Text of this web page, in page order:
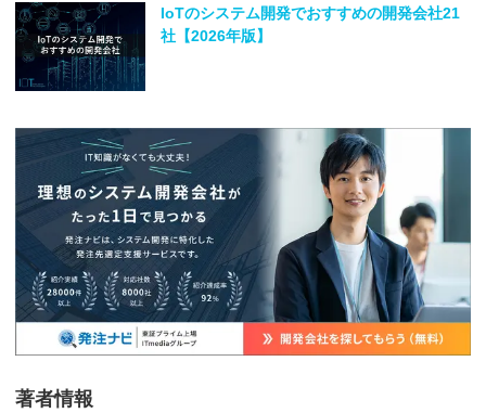
IoTのシステム開発でおすすめの開発会社21
社【2026年版】
著者情報